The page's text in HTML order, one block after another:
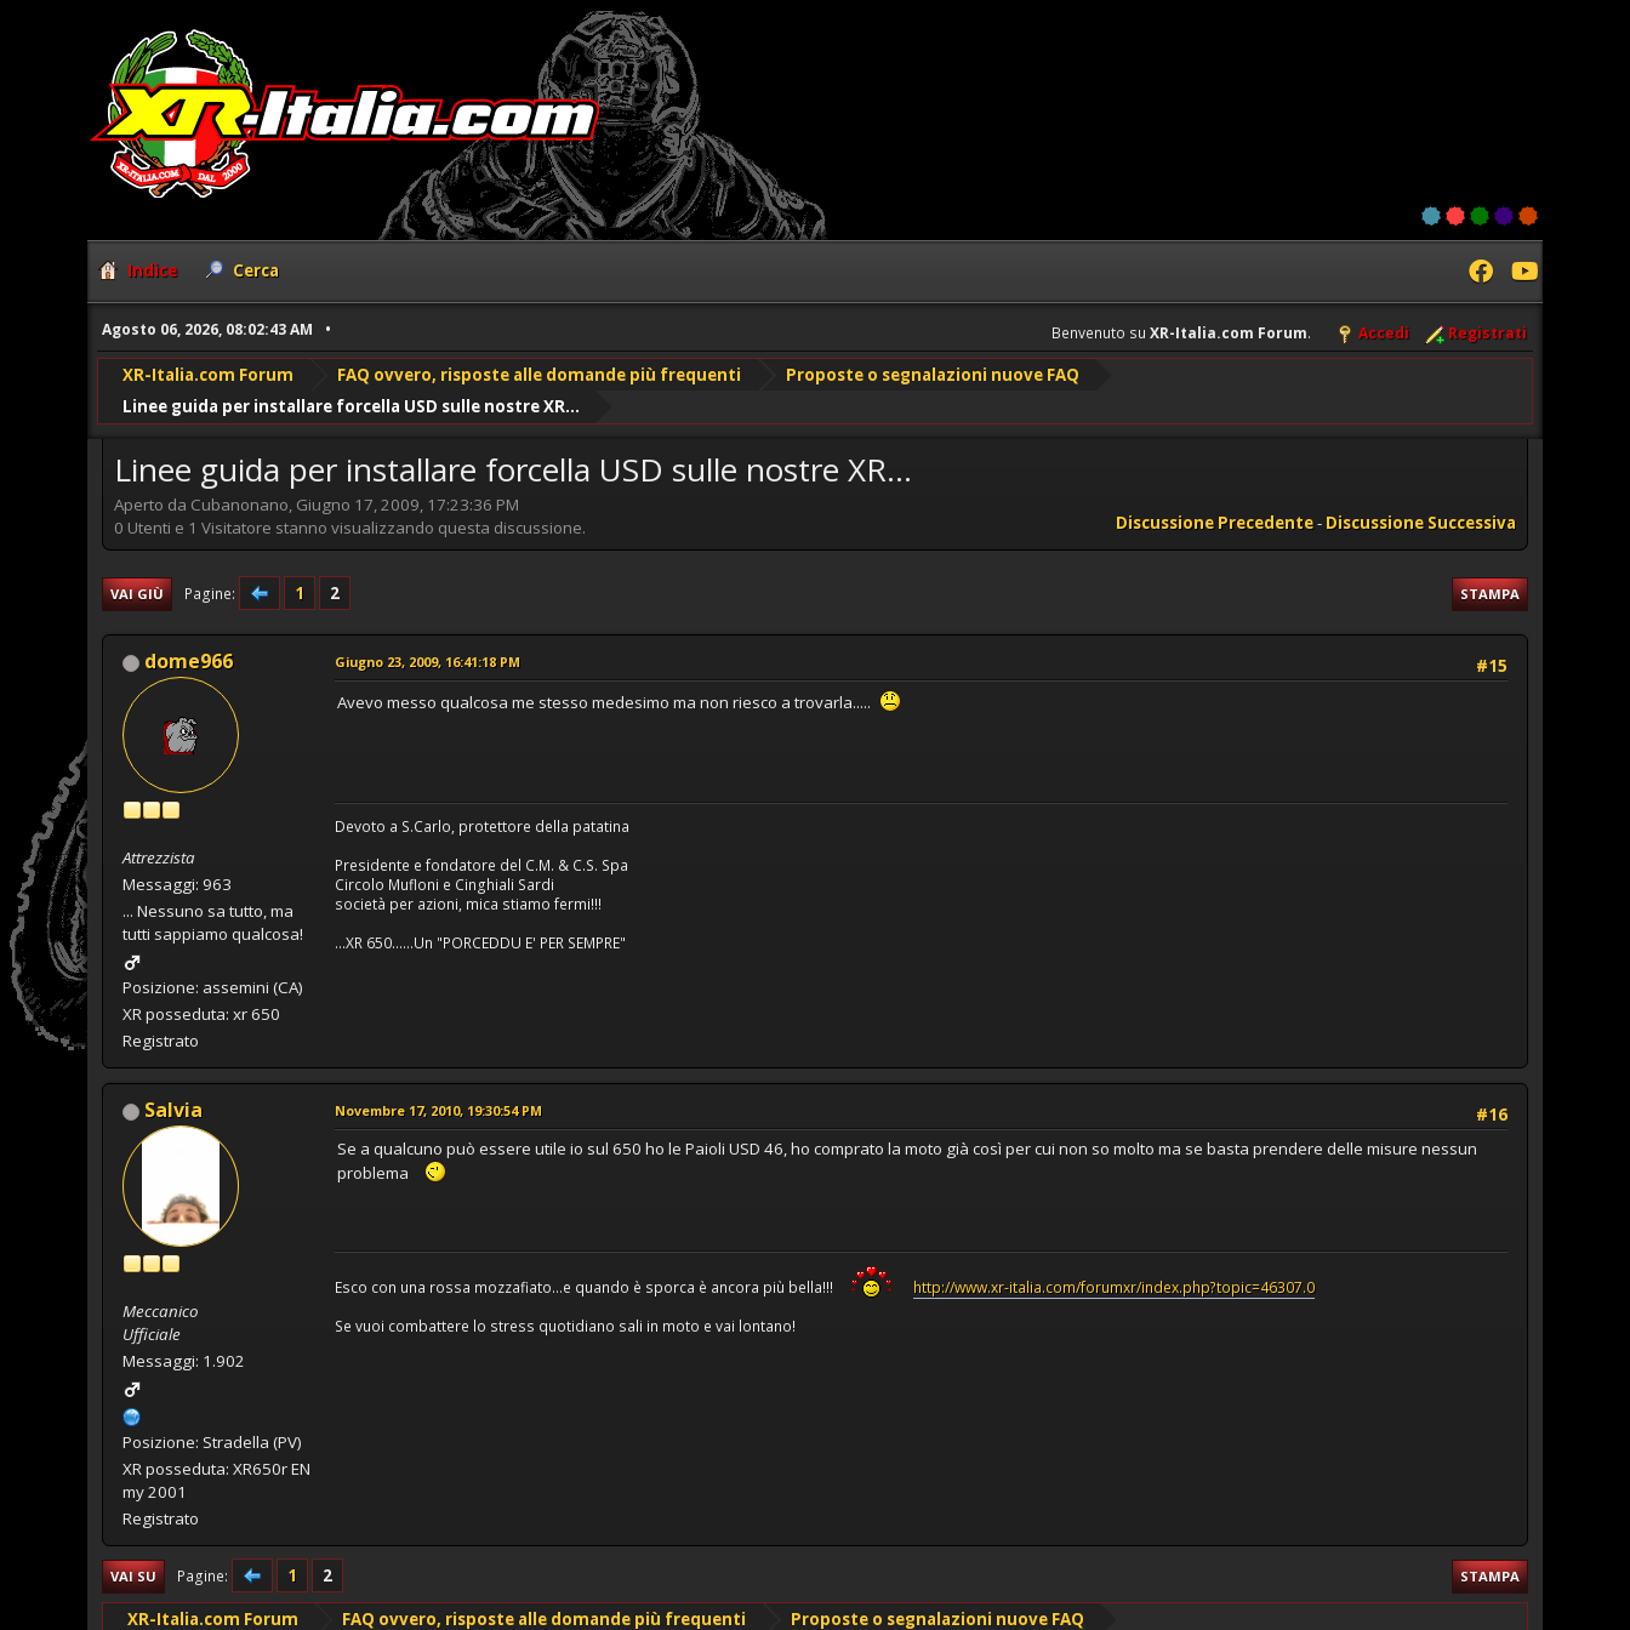
Indice Cerca
Agosto 06, 2026, 08:02:43 AM Benvenuto su XR-Italia.com Forum. Accedi Registrati
XR-Italia.com Forum FAQ ovvero, risposte alle domande più frequenti
Proposte o segnalazioni nuove FAQ
Linee guida per installare forcella USD sulle nostre XR...
Linee guida per installare forcella USD sulle nostre XR...
Aperto da Cubanonano, Giugno 17, 2009, 17:23:36 PM
Discussione Precedente- Discussione Successiva
0 Utenti e 1 Visitatore stanno visualizzando questa discussione.
STAMPA
VAI GIÙ Pagine 1 2
dome966
Attrezzista
Messaggi: 963
... Nessuno sa tutto, ma
tutti sappiamo qualcosa!
Posizione: assemini (CA)
XR posseduta: xr 650
Registrato
#15
Giugno 23, 2009, 16:41:18 PM
Avevo messo qualcosa me stesso medesimo ma non riesco a trovarla.....
Devoto a S.Carlo, protettore della patatina
Presidente e fondatore del C.M. & C.S. Spa
Circolo Mufloni e Cinghiali Sardi
società per azioni, mica stiamo fermi!!!
...XR 650......Un "PORCEDDU E' PER SEMPRE"
Salvia
Meccanico
Ufficiale
Messaggi: 1.902
Posizione: Stradella (PV)
XR posseduta: XR650r EN
my 2001
Registrato
#16
Novembre 17, 2010, 19:30:54 PM
Se a qualcuno può essere utile io sul 650 ho le Paioli USD 46, ho comprato la moto già così per cui non so molto ma se basta prendere delle misure nessun
problema
Esco con una rossa mozzafiato...e quando è sporca è ancora più bella!!!
http://www.xr-italia.com/forumxr/index.php?topic=46307.0
Se vuoi combattere lo stress quotidiano sali in moto e vai lontano!
STAMPA
VAI SU Pagine 1 2
XR-Italia.com Forum FAQ ovvero, risposte alle domande più frequenti Proposte o segnalazioni nuove FAQ